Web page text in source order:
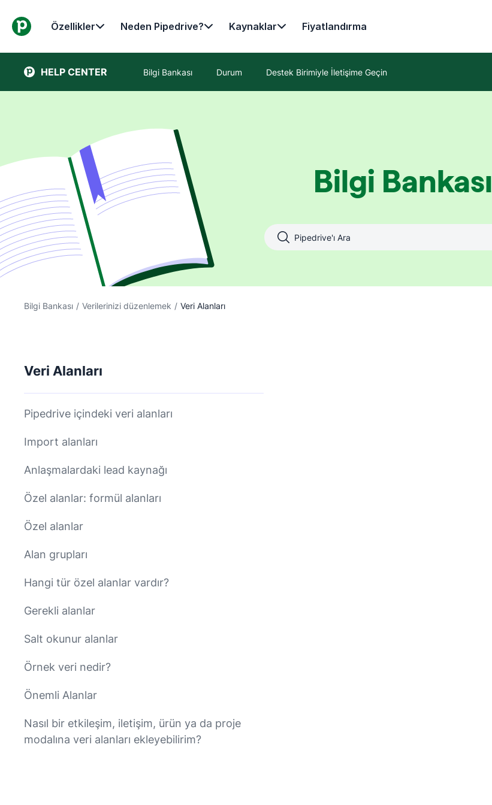
Özellikler Neden Pipedrive? Kaynaklar Fiyatlandırma
HELP CENTER Bilgi Bankası Durum Destek Birimiyle İletişime Geçin
Bilgi Bankası
Bilgi Bankası / Verilerinizi düzenlemek / Veri Alanları
Veri Alanları
Pipedrive içindeki veri alanları
Import alanları
Anlaşmalardaki lead kaynağı
Özel alanlar: formül alanları
Özel alanlar
Alan grupları
Hangi tür özel alanlar vardır?
Gerekli alanlar
Salt okunur alanlar
Örnek veri nedir?
Önemli Alanlar
Nasıl bir etkileşim, iletişim, ürün ya da proje
modalına veri alanları ekleyebilirim?